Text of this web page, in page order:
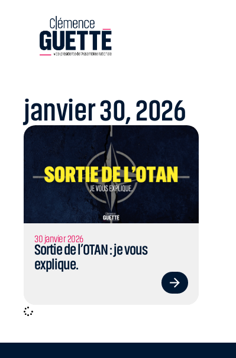
janvier 30, 2026
30 janvier 2026
Sortie de l’OTAN : je vous
explique.